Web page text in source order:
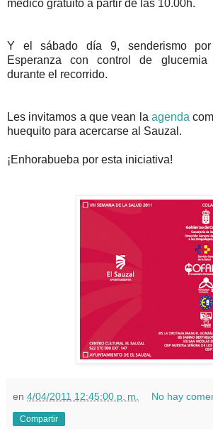
médico gratuito a partir de las 10.00h.
Y el sábado día 9, senderismo
Esperanza con control de glucemia
durante el recorrido.
Les invitamos a que vean la agenda
huequito para acercarse al Sauzal.
¡Enhorabueba por esta iniciativa!
en 4/04/2011 12:45:00 p. m. No hay
Compartir